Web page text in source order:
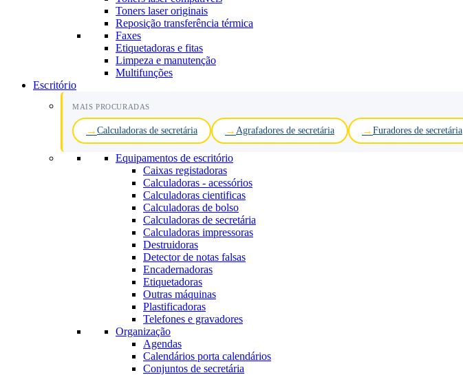
Toners laser originais
Reposição transferência térmica
Faxes
Etiquetadoras e fitas
Limpeza e manutenção
Multifunções
Escritório
MAIS PROCURADAS
Calculadoras de secretária Agrafadores de secretária Furadores de secretária
Equipamentos de escritório
Caixas registadoras
Calculadoras - acessórios
Calculadoras cientificas
Calculadoras de bolso
Calculadoras de secretária
Calculadoras impressoras
Destruidoras
Detector de notas falsas
Encadernadoras
Etiquetadoras
Outras máquinas
Plastificadoras
Telefones e gravadores
Organização
Agendas
Calendários porta calendários
Conjuntos de secretária